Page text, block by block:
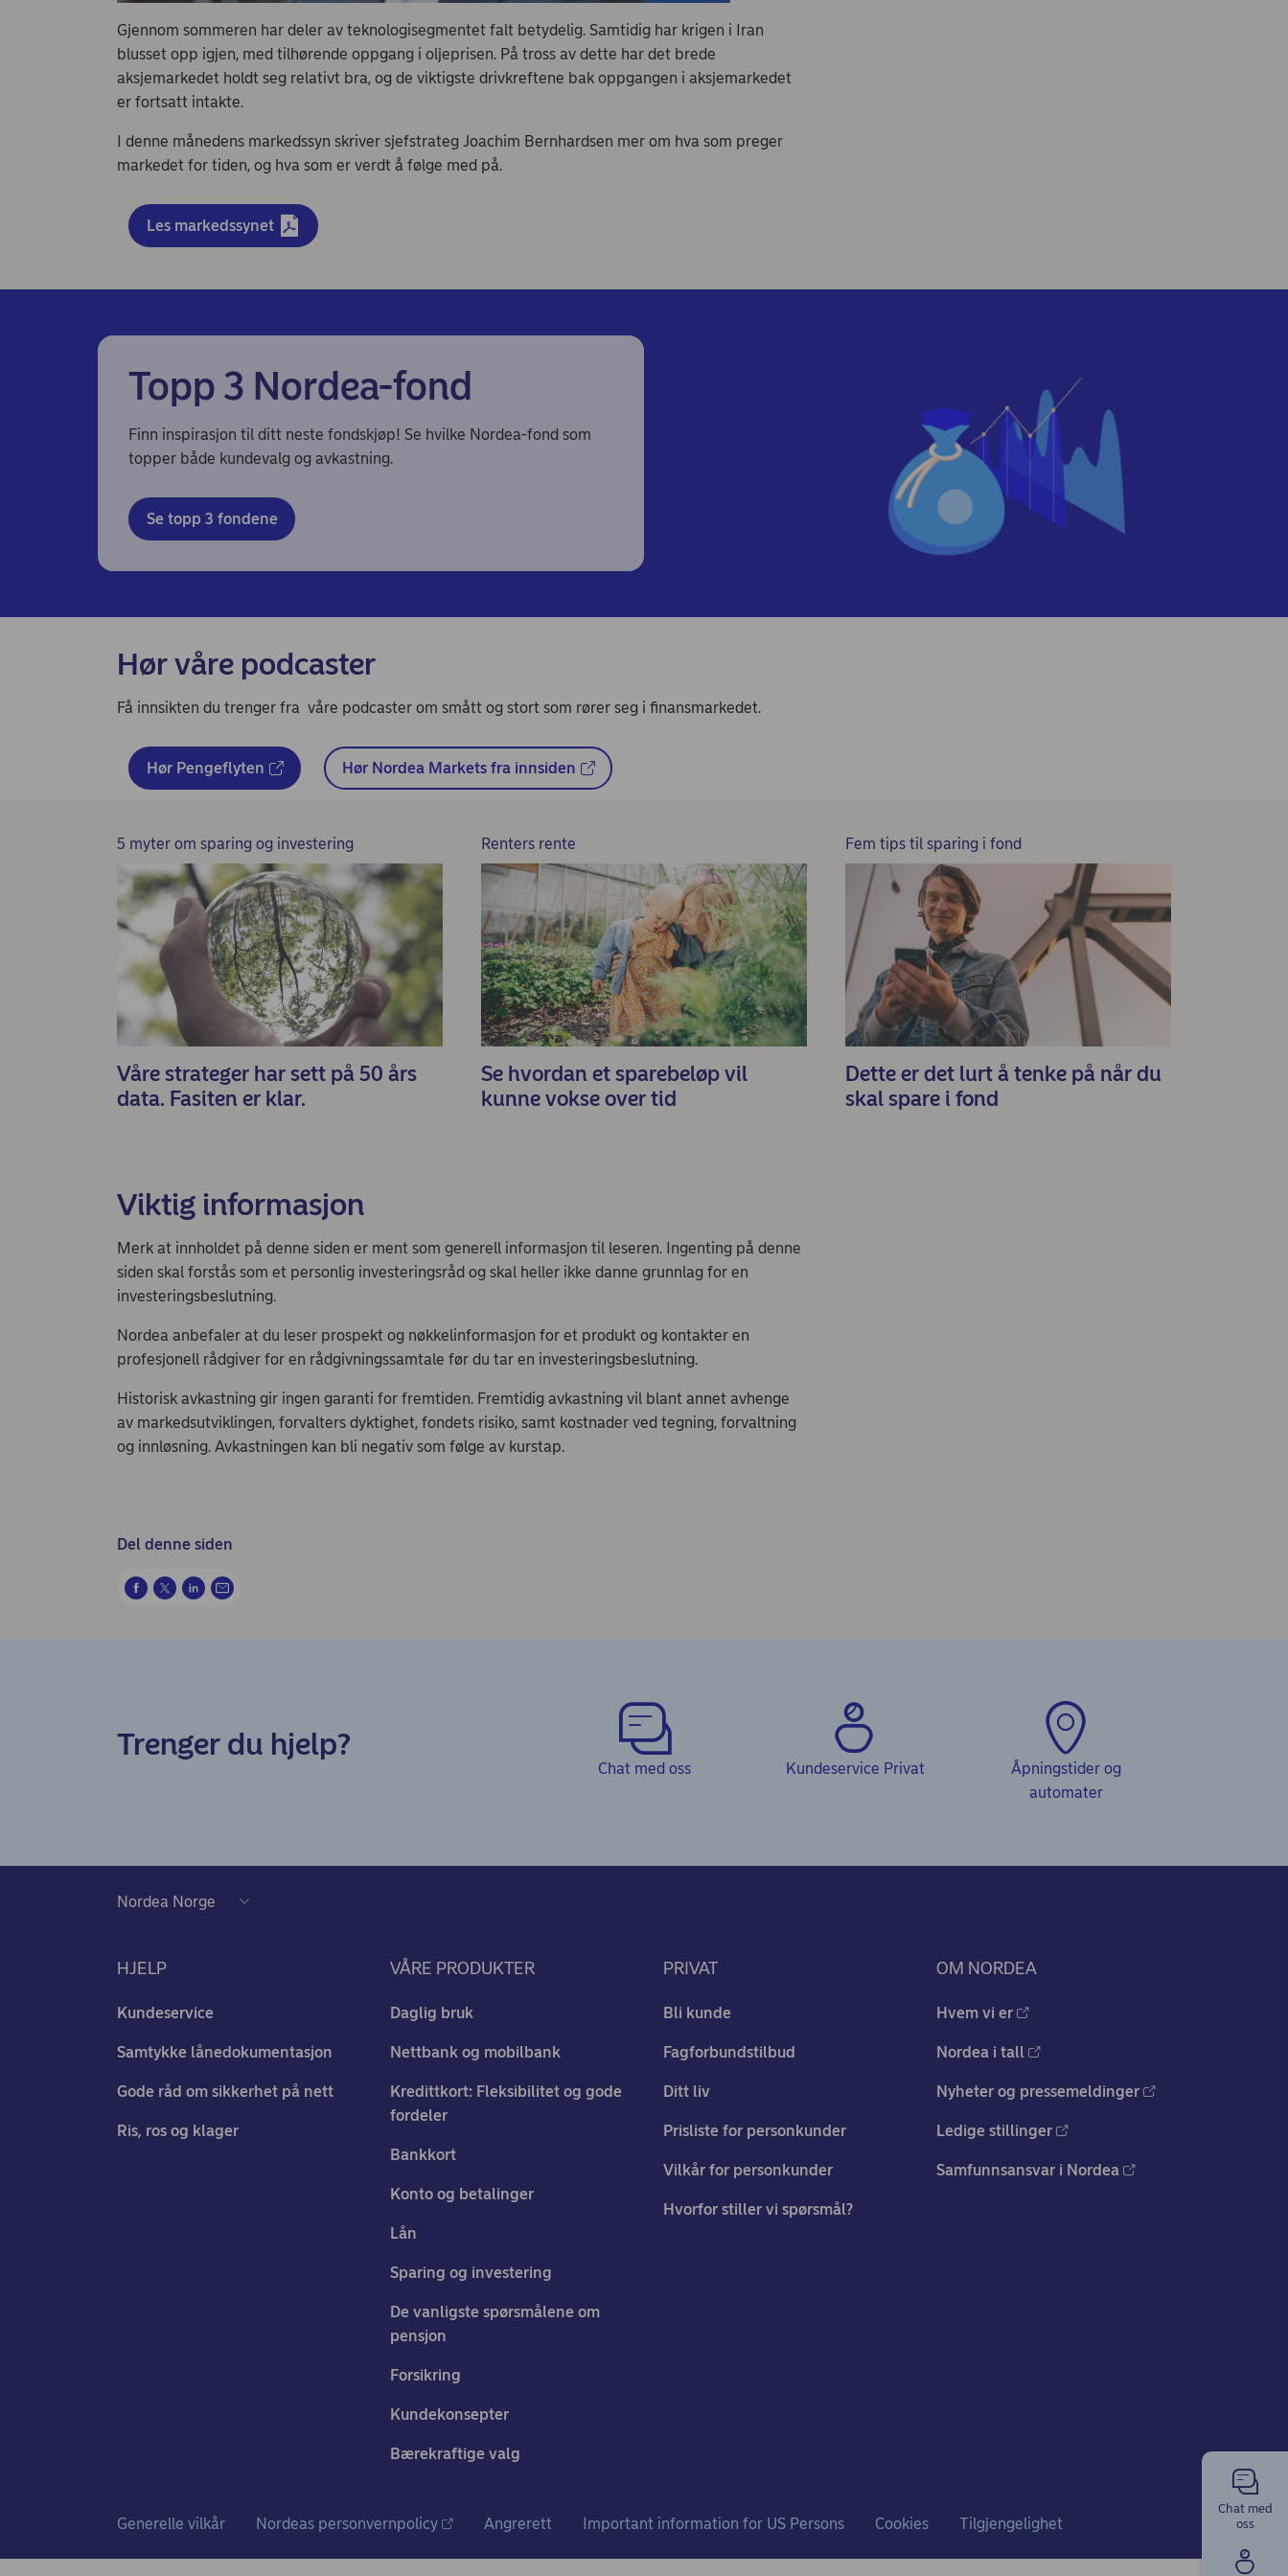
Chat med
oss
Gjennom sommeren har deler av teknologisegmentet falt betydelig. Samtidig har krigen i Iran
blusset opp igjen, med tilhørende oppgang i oljeprisen. På tross av dette har det brede
aksjemarkedet holdt seg relativt bra, og de viktigste drivkreftene bak oppgangen i aksjemarkedet
er fortsatt intakte.
I denne månedens markedssyn skriver sjefstrateg Joachim Bernhardsen mer om hva som preger
markedet for tiden, og hva som er verdt å følge med på.
Les markedssynet
Topp 3 Nordea-fond
Finn inspirasjon til ditt neste fondskjøp! Se hvilke Nordea-fond som
topper både kundevalg og avkastning.
Se topp 3 fondene
Hør våre podcaster
Få innsikten du trenger fra våre podcaster om smått og stort som rører seg i finansmarkedet.
Hør Pengeflyten Hør Nordea Markets fra innsiden
5 myter om sparing og investering
Våre strateger har sett på 50 års
data. Fasiten er klar.
Renters rente
Se hvordan et sparebeløp vil
kunne vokse over tid
Fem tips til sparing i fond
Dette er det lurt å tenke på når du
skal spare i fond
Viktig informasjon
Merk at innholdet på denne siden er ment som generell informasjon til leseren. Ingenting på denne
siden skal forstås som et personlig investeringsråd og skal heller ikke danne grunnlag for en
investeringsbeslutning.
Nordea anbefaler at du leser prospekt og nøkkelinformasjon for et produkt og kontakter en
profesjonell rådgiver for en rådgivningssamtale før du tar en investeringsbeslutning.
Historisk avkastning gir ingen garanti for fremtiden. Fremtidig avkastning vil blant annet avhenge
av markedsutviklingen, forvalters dyktighet, fondets risiko, samt kostnader ved tegning, forvaltning
og innløsning. Avkastningen kan bli negativ som følge av kurstap.
Del denne siden
Trenger du hjelp?
Chat med oss Kundeservice Privat
Åpningstider og
automater
HJELP
Kundeservice
Samtykke lånedokumentasjon
Gode råd om sikkerhet på nett
Ris, ros og klager
VÅRE PRODUKTER
Daglig bruk
Nettbank og mobilbank
Kredittkort: Fleksibilitet og gode
fordeler
Bankkort
Konto og betalinger
Lån
Sparing og investering
De vanligste spørsmålene om
pensjon
Forsikring
Kundekonsepter
Bærekraftige valg
PRIVAT
Bli kunde
Fagforbundstilbud
Ditt liv
Prisliste for personkunder
Vilkår for personkunder
Hvorfor stiller vi spørsmål?
OM NORDEA
Hvem vi er
Nordea i tall
Nyheter og pressemeldinger
Ledige stillinger
Samfunnsansvar i Nordea
Generelle vilkår Nordeas personvernpolicy Angrerett Important information for US Persons Cookies Tilgjengelighet